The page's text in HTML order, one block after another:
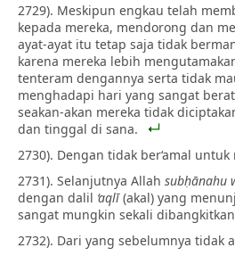
2729). Meskipun engkau telah
kepada mereka, mendorong dan
ayat-ayat itu tetap saja tidak
karena mereka lebih
tenteram dengannya serta tidak
menghadapi hari yang sangat
seakan-akan mereka tidak
dan tinggal di sana.
2730). Dengan tidak ber‘amal
2731). Selanjutnya Allah subḥānahu
dengan dalil ‘aqlī(akal) yang
sangat mungkin sekali
2732). Dari yang sebelumnya tidak